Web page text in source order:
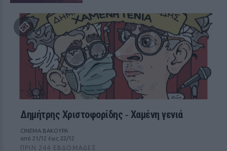
Δημήτρης Χριστοφορίδης ‑ Χαμένη γενιά
CINEMA ΒΑΚΟΥΡΑ
από 21/12 έως 22/12
ΠΡΙΝ 244 ΕΒΔΟΜΆΔΕΣ